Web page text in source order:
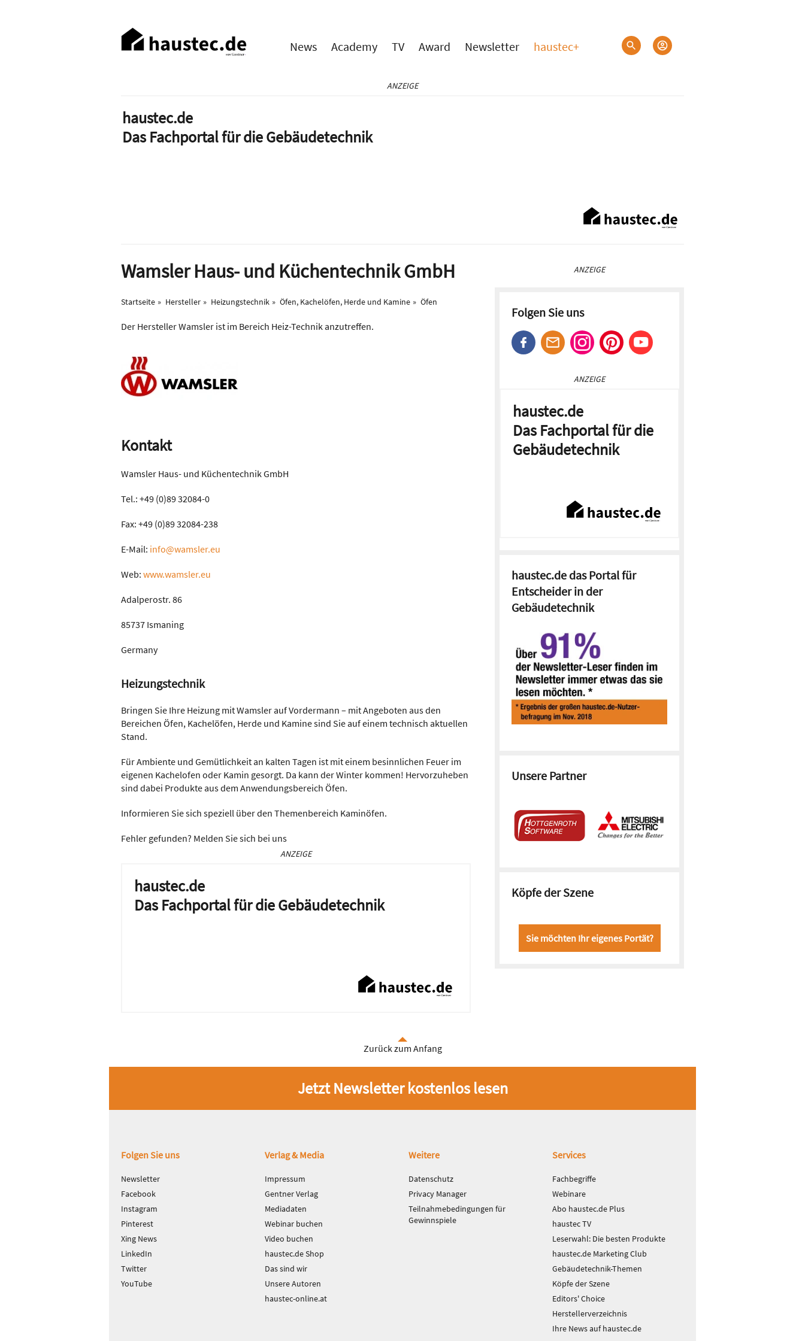
Haupt-
Navigation
News Academy TV Award Newsletter haustec+
ANZEIGE
haustec.de
Das Fachportal für die Gebäudetechnik
Wamsler Haus- und Küchentechnik GmbH
Startseite Hersteller Heizungstechnik Öfen, Kachelöfen, Herde und Kamine Öfen
Der Hersteller Wamsler ist im Bereich Heiz-Technik anzutreffen.
Kontakt
Wamsler Haus- und Küchentechnik GmbH
Tel.: +49 (0)89 32084-0
Fax: +49 (0)89 32084-238
E-Mail: info@wamsler.eu
Web: www.wamsler.eu
Adalperostr. 86
85737 Ismaning
Germany
Heizungstechnik
Bringen Sie Ihre Heizung mit Wamsler auf Vordermann – mit Angeboten aus den
Bereichen Öfen, Kachelöfen, Herde und Kamine sind Sie auf einem technisch aktuellen
Stand.
Für Ambiente und Gemütlichkeit an kalten Tagen ist mit einem besinnlichen Feuer im
eigenen Kachelofen oder Kamin gesorgt. Da kann der Winter kommen! Hervorzuheben
sind dabei Produkte aus dem Anwendungsbereich Öfen.
Informieren Sie sich speziell über den Themenbereich Kaminöfen.
Fehler gefunden? Melden Sie sich bei uns
ANZEIGE
haustec.de
Das Fachportal für die Gebäudetechnik
ANZEIGE
Folgen Sie uns
ANZEIGE
haustec.de
Das Fachportal für die
Gebäudetechnik
haustec.de das Portal für
Entscheider in der
Gebäudetechnik
Unsere Partner
Köpfe der Szene
Sie möchten Ihr eigenes Portät?
Zurück zum Anfang
Jetzt Newsletter kostenlos lesen
Fußbereich
Folgen Sie uns
Newsletter
Facebook
Instagram
Pinterest
Xing News
LinkedIn
Twitter
YouTube
Verlag & Media
Impressum
Gentner Verlag
Mediadaten
Webinar buchen
Video buchen
haustec.de Shop
Das sind wir
Unsere Autoren
haustec-online.at
Weitere
Datenschutz
Privacy Manager
Teilnahmebedingungen für
Gewinnspiele
Services
Fachbegriffe
Webinare
Abo haustec.de Plus
haustec TV
Leserwahl: Die besten Produkte
haustec.de Marketing Club
Gebäudetechnik-Themen
Köpfe der Szene
Editors' Choice
Herstellerverzeichnis
Ihre News auf haustec.de